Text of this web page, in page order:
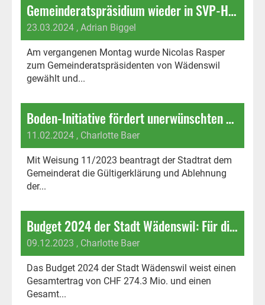
Gemeinderatspräsidium wieder in SVP-Hand
23.03.2024 , Adrian Biggel
Am vergangenen Montag wurde Nicolas Rasper
zum Gemeinderatspräsidenten von Wädenswil
gewählt und...
Boden-Initiative fördert unerwünschten Staatsbesitz an Grund und Boden
11.02.2024 , Charlotte Baer
Mit Weisung 11/2023 beantragt der Stadtrat dem
Gemeinderat die Gültigerklärung und Ablehnung
der...
Budget 2024 der Stadt Wädenswil: Für die SVP inakzeptabel
09.12.2023 , Charlotte Baer
Das Budget 2024 der Stadt Wädenswil weist einen
Gesamtertrag von CHF 274.3 Mio. und einen
Gesamt...